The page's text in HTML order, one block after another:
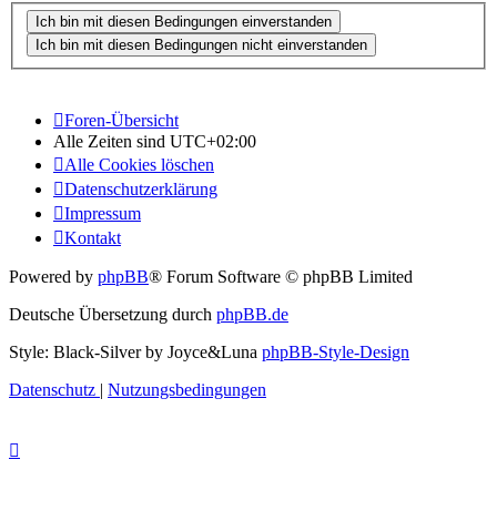
Foren-Übersicht
Alle Zeiten sind UTC+02:00
Alle Cookies löschen
Datenschutzerklärung
Impressum
Kontakt
Powered by phpBB® Forum Software © phpBB Limited
Deutsche Übersetzung durch phpBB.de
Style: Black-Silver by Joyce&Luna phpBB-Style-Design
Datenschutz | Nutzungsbedingungen